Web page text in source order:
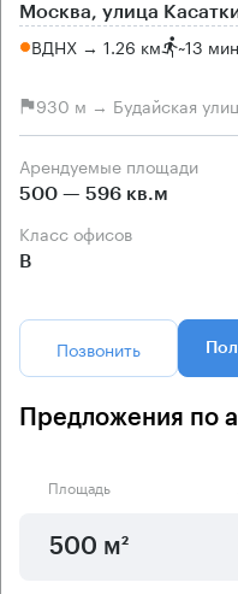
Москва, улица
ВДНХ → 1.26 км ~13 мин
930 м → Будайская
Арендуемые площади
500 — 596 кв.м
Класс офисов
B
Позвонить
Предложения по
Площадь
500 м²